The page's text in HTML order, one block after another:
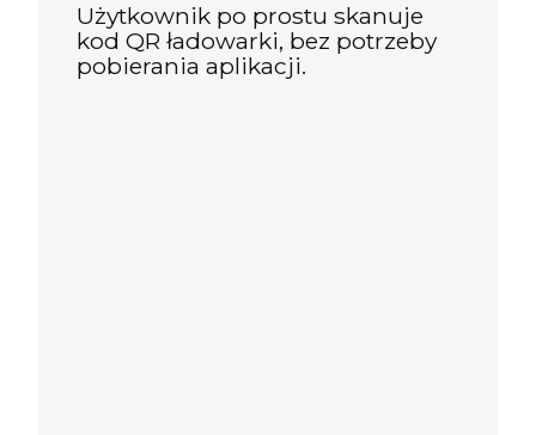
Użytkownik po prostu skanuje
kod QR ładowarki, bez potrzeby
pobierania aplikacji.